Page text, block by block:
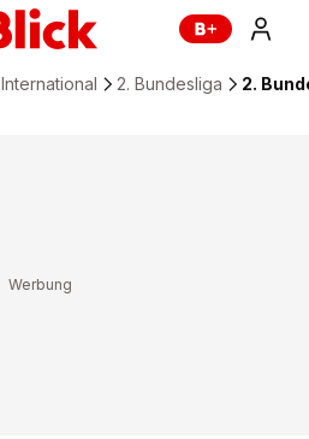
International 2. Bundesliga 2.